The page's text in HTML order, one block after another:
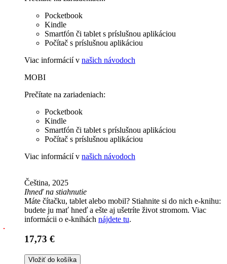
Pocketbook
Kindle
Smartfón či tablet s príslušnou aplikáciou
Počítač s príslušnou aplikáciou
Viac informácií v našich návodoch
MOBI
Prečítate na zariadeniach:
Pocketbook
Kindle
Smartfón či tablet s príslušnou aplikáciou
Počítač s príslušnou aplikáciou
Viac informácií v našich návodoch
Čeština, 2025
Ihneď na stiahnutie
Máte čítačku, tablet alebo mobil? Stiahnite si do nich e-knihu:
budete ju mať hneď a ešte aj ušetríte život stromom. Viac
informácii o e-knihách nájdete tu.
17,73 €
Vložiť do košíka